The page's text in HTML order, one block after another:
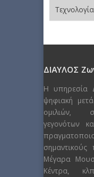
Τεχνολογία
ΔΙΑΥΛΟΣ
Η υπηρεσία
ψηφιακή
ομιλιών,
γεγονότων
σημαντικούς
Μέγαρα
Κέντρα,